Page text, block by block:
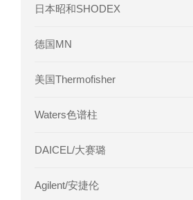
日本昭和SHODEX
德国MN
美国Thermofisher
Waters色谱柱
DAICEL/大赛璐
Agilent/安捷伦